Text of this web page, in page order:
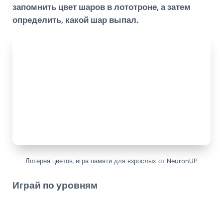
запомнить цвет шаров в лототроне, а затем
определить, какой шар выпал.
Лотерея цветов, игра памяти для взрослых от NeuronUP
Играй по уровням